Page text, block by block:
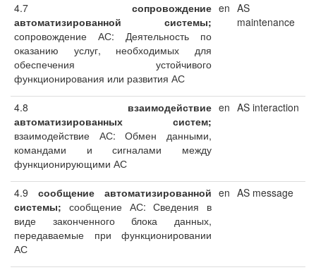
4.7 сопровождение
автоматизированной
системы;
сопровождение АС: Деятельность по
оказанию услуг, необходимых для
обеспечения устойчивого
функционирования или развития АС
en AS
maintenance
4.8 взаимодействие
автоматизированных систем;
взаимодействие АС: Обмен данными,
командами и сигналами между
функционирующими АС
en AS interaction
4.9 сообщение автоматизированной
системы; сообщение АС: Сведения в
виде законченного блока данных,
передаваемые при функционировании
АС
en AS message